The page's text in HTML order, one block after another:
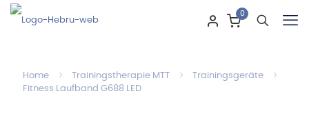
0
Home Trainingstherapie MTT
Trainingsgeräte
Fitness Laufband G688 LED